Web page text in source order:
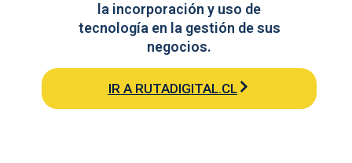
la incorporación y uso de
tecnología en la gestión de sus
negocios.
IR A RUTADIGITAL.CL